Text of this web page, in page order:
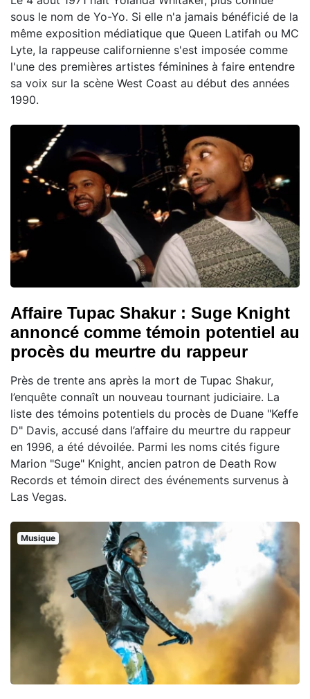
sous le nom de Yo-Yo. Si elle n'a jamais bénéficié de la
même exposition médiatique que Queen Latifah ou MC
Lyte, la rappeuse californienne s'est imposée comme
l'une des premières artistes féminines à faire entendre
sa voix sur la scène West Coast au début des années
1990.
Affaire Tupac Shakur : Suge Knight
annoncé comme témoin potentiel au
procès du meurtre du rappeur
Près de trente ans après la mort de Tupac Shakur,
l’enquête connaît un nouveau tournant judiciaire. La
liste des témoins potentiels du procès de Duane "Keffe
D" Davis, accusé dans l’affaire du meurtre du rappeur
en 1996, a été dévoilée. Parmi les noms cités figure
Marion "Suge" Knight, ancien patron de Death Row
Records et témoin direct des événements survenus à
Las Vegas.
Musique